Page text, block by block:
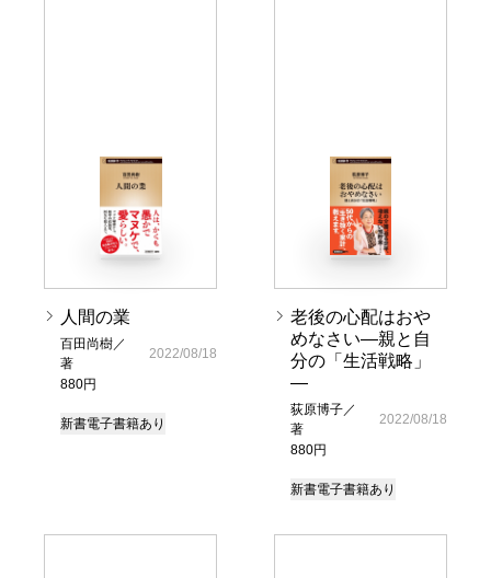
人間の業
百田尚樹／
著
880円
2022/08/18
新書電子書籍あり
老後の心配はおや
めなさい―親と自
分の「生活戦略」
―
荻原博子／
著
880円
2022/08/18
新書電子書籍あり